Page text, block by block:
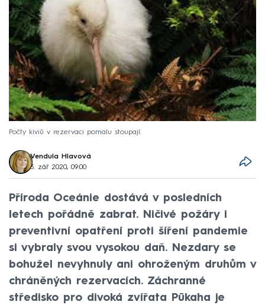
Počty kiviů v rezervaci pomalu stoupají.
Vendula Hlavová
3. zář 2020, 09:00
Příroda Oceánie dostává v posledních
letech pořádně zabrat. Ničivé požáry i
preventivní opatření proti šíření pandemie
si vybraly svou vysokou daň. Nezdary se
bohužel nevyhnuly ani ohroženým druhům v
chráněných rezervacích. Záchranné
středisko pro divoká zvířata Pūkaha je